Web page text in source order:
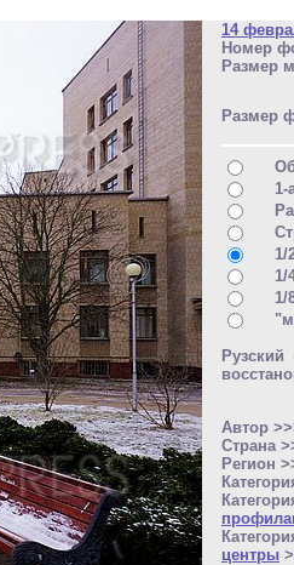
14
Номер
Размер
Размер
1-
1/
1/
1/
Автор
Страна
Регион
центры